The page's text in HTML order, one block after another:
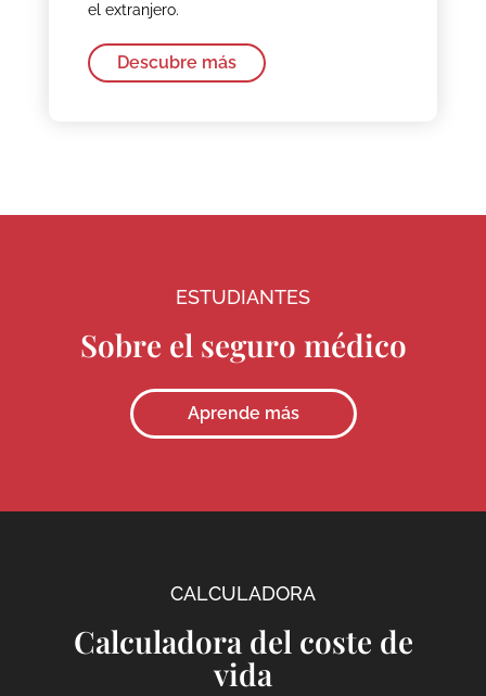
el extranjero.
Descubre más
ESTUDIANTES
Sobre el seguro médico
Aprende más
CALCULADORA
Calculadora del coste de
vida